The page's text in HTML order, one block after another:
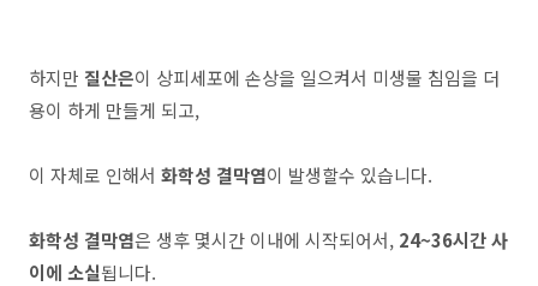
하지만 질산은이 상피세포에 손상을 일으켜서 미생물 침임을 더
용이 하게 만들게 되고,
이 자체로 인해서 화학성 결막염이 발생할수 있습니다.
화학성 결막염은 생후 몇시간 이내에 시작되어서, 24~36시간 사
이에 소실됩니다.